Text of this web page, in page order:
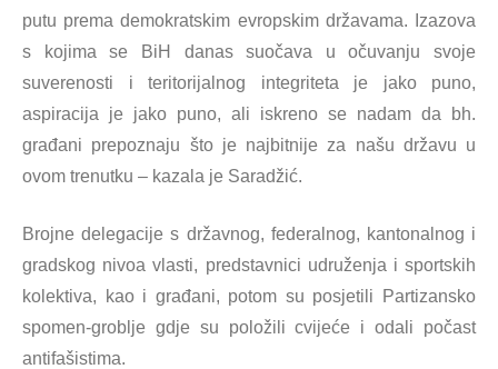
putu prema demokratskim evropskim državama. Izazova
s kojima se BiH danas suočava u očuvanju svoje
suverenosti i teritorijalnog integriteta je jako puno,
aspiracija je jako puno, ali iskreno se nadam da bh.
građani prepoznaju što je najbitnije za našu državu u
ovom trenutku – kazala je Saradžić.
Brojne delegacije s državnog, federalnog, kantonalnog i
gradskog nivoa vlasti, predstavnici udruženja i sportskih
kolektiva, kao i građani, potom su posjetili Partizansko
spomen-groblje gdje su položili cvijeće i odali počast
antifašistima.